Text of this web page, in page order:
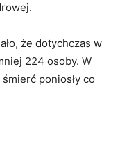
że dotychczas w
224 osoby. W
poniosły co